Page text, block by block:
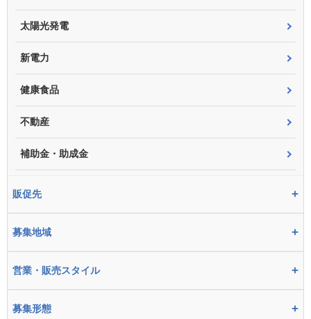
太陽光発電
新電力
健康食品
不動産
補助金・助成金
販促先 +
募集地域 +
営業・販売スタイル +
募集形態 +